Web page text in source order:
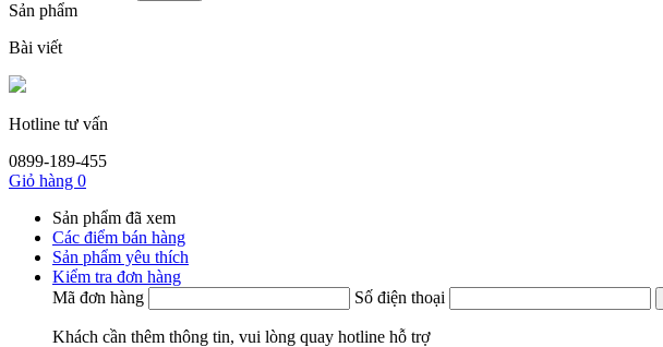
Sản phẩm
Bài viết
Hotline tư vấn
0899-189-455
Giỏ hàng 0
Sản phẩm đã xem
Các điểm bán hàng
Sản phẩm yêu thích
Kiểm tra đơn hàng
Mã đơn hàng
Số điện thoại
Khách cần thêm thông tin, vui lòng quay hotline hỗ trợ